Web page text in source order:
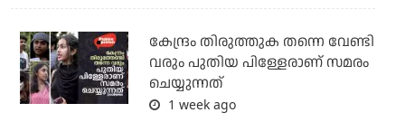
കേന്ദ്രം തിരുത്തുക തന്നെ വേണ്ടി
വരും പുതിയ പിള്ളേരാണ് സമരം
ചെയ്യുന്നത്
1 week ago